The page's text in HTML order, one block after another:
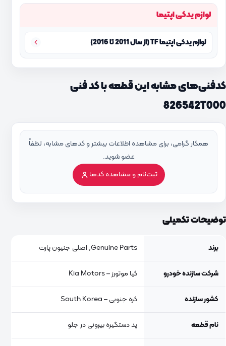
لوازم یدکی اپتیما
لوازم یدکی اپتیما TF (از سال 2011 تا 2016)
کدفنی‌های مشابه این قطعه با کد فنی
826542T000
همکار گرامی، برای مشاهده اطلاعات بیشتر و کدهای مشابه، لطفاً
عضو شوید.
ثبت‌نام و مشاهده کدها
توضیحات تکمیلی
برند Genuine Parts, اصلی جنیون پارت
شرکت سازنده خودرو کیا موتورز – Kia Motors
کشور سازنده کره جنوبی – South Korea
نام قطعه پد دستگیره بیرونی در جلو